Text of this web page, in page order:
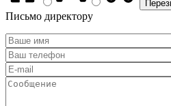
Письмо директору